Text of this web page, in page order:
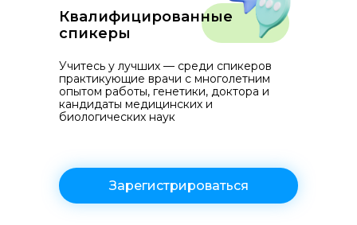
Квалифицированные
спикеры
Учитесь у лучших — среди спикеров
практикующие врачи с многолетним
опытом работы, генетики, доктора и
кандидаты медицинских и
биологических наук
Зарегистрироваться